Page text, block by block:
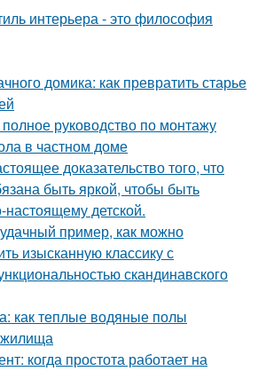
интерьера - это философия
домика: как превратить старье
руководство по монтажу
в частном доме
доказательство того, что
быть яркой, чтобы быть
детской.
пример, как можно
изысканную классику с
скандинавского
как теплые водяные полы
когда простота работает на